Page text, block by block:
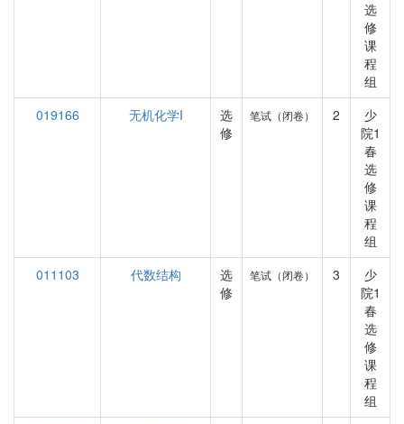
选
修
课
程
组
019166
无机化学I
选
修
笔试（闭卷） 2
少
院1
春
选
修
课
程
组
011103
代数结构
选
修
笔试（闭卷） 3
少
院1
春
选
修
课
程
组